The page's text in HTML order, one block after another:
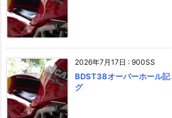
2026年7月17日 : 900SS
BDST38オーバーホール
グ